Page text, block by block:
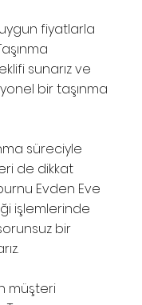
fiyatlarla
sunarız ve
bir taşınma
süreciyle
de dikkat
Evden Eve
işlemlerinde
bir
müşteri